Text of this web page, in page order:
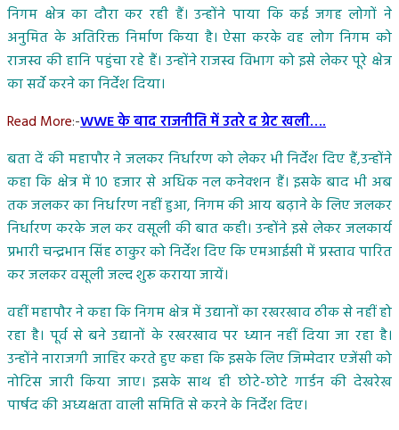
निगम क्षेत्र का दौरा कर रही हैं। उन्होंने पाया कि कई जगह लोगों ने
अनुमित के अतिरिक्त निर्माण किया है। ऐसा करके वह लोग निगम को
राजस्व की हानि पहुंचा रहे हैं। उन्होंने राजस्व विभाग को इसे लेकर पूरे क्षेत्र
का सर्वे करने का निर्देश दिया।
Read More:-WWE के बाद राजनीति में उतरे द ग्रेट खली….
बता दें की महापौर ने जलकर निर्धारण को लेकर भी निर्देश दिए हैं,उन्होंने
कहा कि क्षेत्र में 10 हजार से अधिक नल कनेक्शन हैं। इसके बाद भी अब
तक जलकर का निर्धारण नहीं हुआ, निगम की आय बढ़ाने के लिए जलकर
निर्धारण करके जल कर वसूली की बात कही। उन्होंने इसे लेकर जलकार्य
प्रभारी चन्द्रभान सिंह ठाकुर को निर्देश दिए कि एमआईसी में प्रस्ताव पारित
कर जलकर वसूली जल्द शुरू कराया जायें।
वहीं महापौर ने कहा कि निगम क्षेत्र में उद्यानों का रखरखाव ठीक से नहीं हो
रहा है। पूर्व से बने उद्यानों के रखरखाव पर ध्यान नहीं दिया जा रहा है।
उन्होंने नाराजगी जाहिर करते हुए कहा कि इसके लिए जिम्मेदार एजेंसी को
नोटिस जारी किया जाए। इसके साथ ही छोटे-छोटे गार्डन की देखरेख
पार्षद की अध्यक्षता वाली समिति से करने के निर्देश दिए।